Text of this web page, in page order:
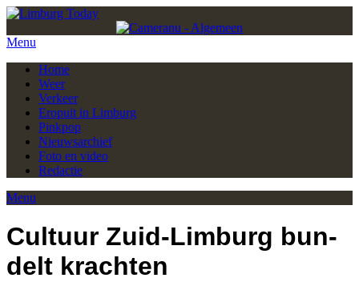
Menu
Home
Weer
Verkeer
Eropuit in Limburg
Pinkpop
Nieuwsarchief
Foto en video
Redactie
Menu
Cul­tuur Zuid-Lim­burg bun­
delt krach­ten